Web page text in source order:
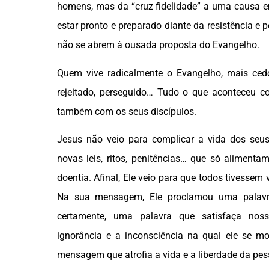
homens, mas da “cruz fidelidade” a uma causa
estar pronto e preparado diante da resistência e
não se abrem à ousada proposta do Evangelho.
Quem vive radicalmente o Evangelho, mais
rejeitado, perseguido… Tudo o que aconteceu
também com os seus discípulos.
Jesus não veio para complicar a vida dos
novas leis, ritos, penitências… que só
doentia. Afinal, Ele veio para que todos tivessem
Na sua mensagem, Ele proclamou uma
certamente, uma palavra que satisfaça
ignorância e a inconsciência na qual ele se
mensagem que atrofia a vida e a liberdade da